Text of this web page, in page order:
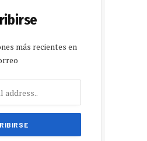
más recientes en